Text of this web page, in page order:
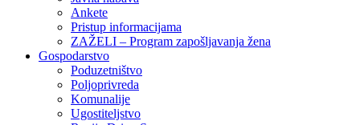
Ankete
Pristup informacijama
ZAŽELI – Program zapošljavanja žena
Gospodarstvo
Poduzetništvo
Poljoprivreda
Komunalije
Ugostiteljstvo